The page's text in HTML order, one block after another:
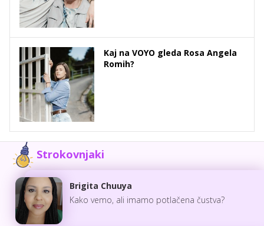
Kaj na VOYO gleda Rosa Angela
Romih?
Strokovnjaki
Brigita Chuuya
Kako vemo, ali imamo potlačena čustva?